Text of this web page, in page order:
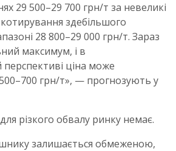
29 500–29 700 грн/т за невеликі
котирування здебільшого
28 800–29 000 грн/т. Зараз
максимум, і в
перспективі ціна може
грн/т», — прогнозують у
різкого обвалу ринку немає.
залишається обмеженою,